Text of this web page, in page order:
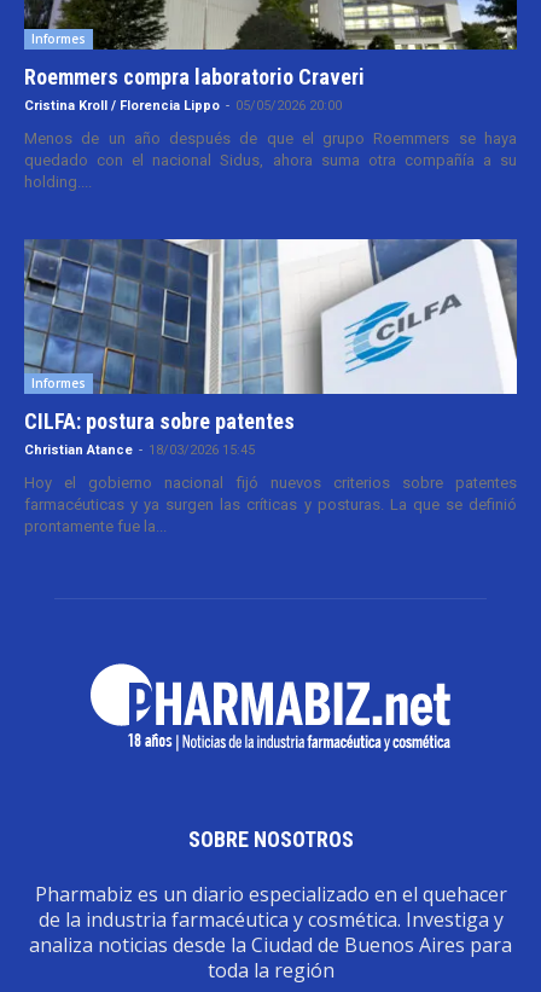
Informes
Roemmers compra laboratorio Craveri
Cristina Kroll / Florencia Lippo - 05/05/2026 20:00
Menos de un año después de que el grupo Roemmers se haya
quedado con el nacional Sidus, ahora suma otra compañía a su
holding....
Informes
CILFA: postura sobre patentes
Christian Atance - 18/03/2026 15:45
Hoy el gobierno nacional fijó nuevos criterios sobre patentes
farmacéuticas y ya surgen las críticas y posturas. La que se definió
prontamente fue la...
SOBRE NOSOTROS
Pharmabiz es un diario especializado en el quehacer
de la industria farmacéutica y cosmética. Investiga y
analiza noticias desde la Ciudad de Buenos Aires para
toda la región